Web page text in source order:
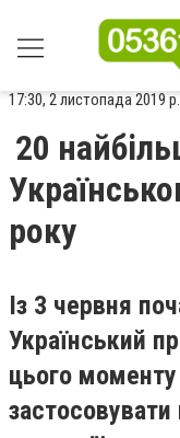
17:30, 2 листопада 2019 р.
20
року
Із 3 червня
Український
цього